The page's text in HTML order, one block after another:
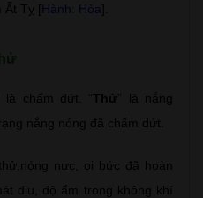
Ất Tỵ [ Hành: Hỏa
là chấm dứt. “Thử” là nắng
nắng nóng đã chấm dứt.
nực, oi bức đã hoàn
dịu, độ ẩm trong không khí